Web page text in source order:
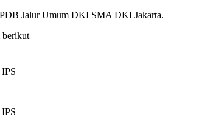
Jalur Umum DKI SMA DKI Jakarta.
berikut